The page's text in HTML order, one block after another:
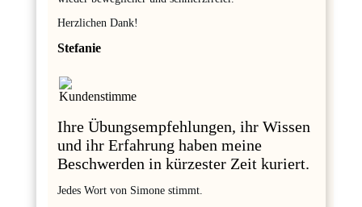
Herzlichen Dank!
Stefanie
Ihre Übungsempfehlungen, ihr Wissen
und ihr Erfahrung haben meine
Beschwerden in kürzester Zeit kuriert.
Jedes Wort von Simone stimmt.